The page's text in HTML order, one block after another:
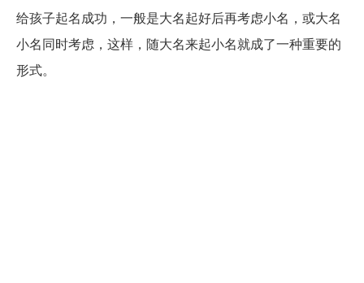
给孩子起名成功，一般是大名起好后再考虑小名，或大名
小名同时考虑，这样，随大名来起小名就成了一种重要的
形式。